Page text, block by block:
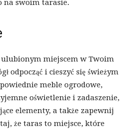
na swoim tarasie.
ulubionym miejscem w Twoim
odpocząć i cieszyć się świeżym
meble ogrodowe,
oświetlenie i zadaszenie,
elementy, a także zapewnij
że taras to miejsce, które